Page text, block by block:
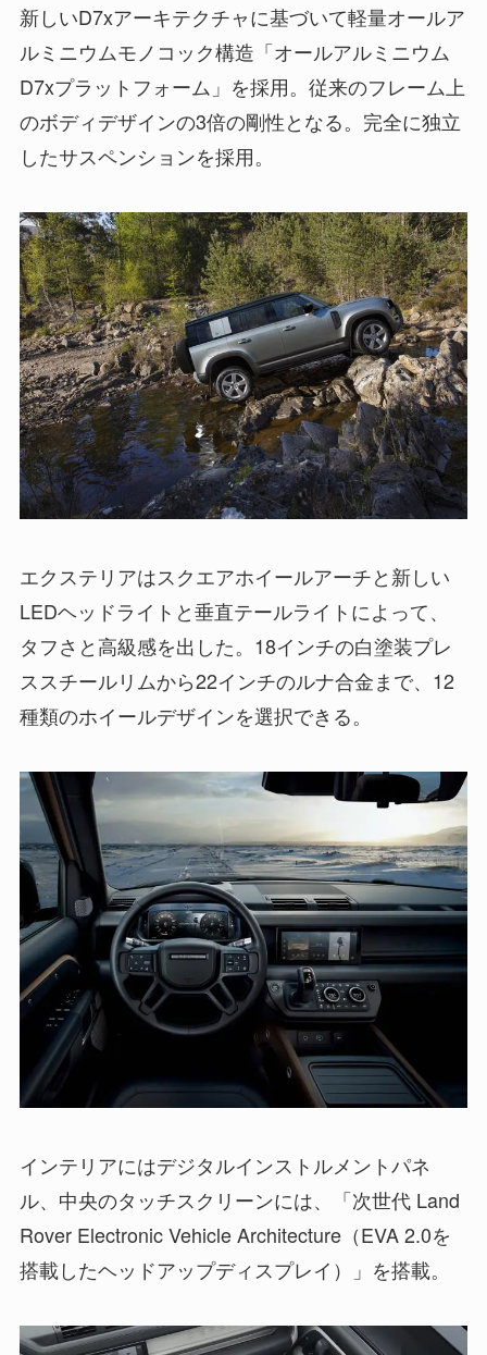
新しいD7xアーキテクチャに基づいて軽量オールア
ルミニウムモノコック構造「オールアルミニウム
D7xプラットフォーム」を採用。従来のフレーム上
のボディデザインの3倍の剛性となる。完全に独立
したサスペンションを採用。
エクステリアはスクエアホイールアーチと新しい
LEDヘッドライトと垂直テールライトによって、
タフさと高級感を出した。18インチの白塗装プレ
ススチールリムから22インチのルナ合金まで、12
種類のホイールデザインを選択できる。
インテリアにはデジタルインストルメントパネ
ル、中央のタッチスクリーンには、「次世代 Land
Rover Electronic Vehicle Architecture（EVA 2.0を
搭載したヘッドアップディスプレイ）」を搭載。